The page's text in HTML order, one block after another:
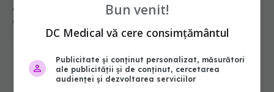
cancerul gastric
04 feb 2026, 11:53
Bun venit!
DC Medical vă cere consimțământul
Publicitate și conținut personalizat, măsurători
ale publicității și de conținut, cercetarea
audienței și dezvoltarea serviciilor